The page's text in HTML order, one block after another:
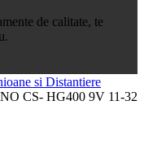
de calitate, te
si Distantiere
CS- HG400 9V 11-32